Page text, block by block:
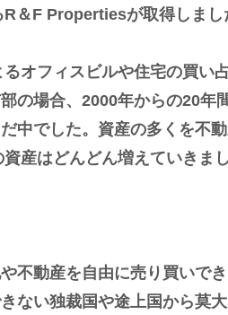
＆F Propertiesが取得しまし
オフィスビルや住宅の買い
の場合、2000年からの20年
中でした。資産の多くを不動
産はどんどん増えていきまし
不動産を自由に売り買いで
ない独裁国や途上国から莫